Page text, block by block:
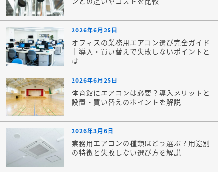
2026年6月25日
オフィスの業務用エアコン選び完全ガイド
｜導入・買い替えで失敗しないポイントと
は
2026年6月25日
体育館にエアコンは必要？導入メリットと
設置・買い替えのポイントを解説
2026年3月6日
業務用エアコンの種類はどう選ぶ？用途別
の特徴と失敗しない選び方を解説